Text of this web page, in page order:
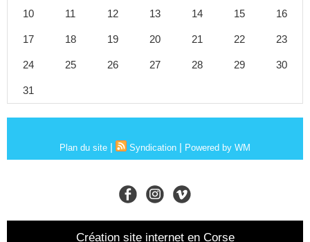
10 11 12 13 14 15 16
17 18 19 20 21 22 23
24 25 26 27 28 29 30
31
Plan du site | Syndication | Powered by WM
Création site internet en Corse